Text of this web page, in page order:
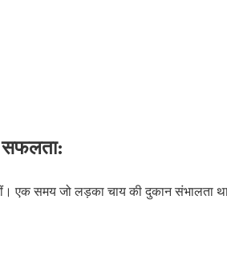
सफलता:
एक समय जो लड़का चाय की दुकान संभालता